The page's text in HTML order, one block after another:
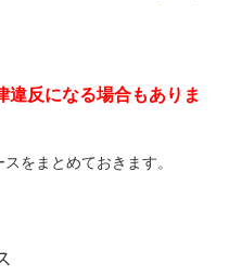
違反になる場合もありま
をまとめておきます。